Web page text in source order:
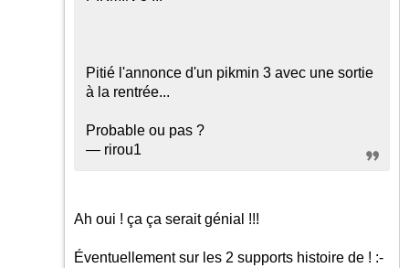
Pitié l'annonce d'un pikmin 3 avec une sortie
à la rentrée...
Probable ou pas ?
— rirou1
Ah oui ! ça ça serait génial !!!
Éventuellement sur les 2 supports histoire de ! :-